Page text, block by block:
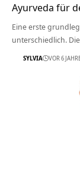
Ayurveda für
Eine erste
unterschiedlich.
SYLVIA VOR 6